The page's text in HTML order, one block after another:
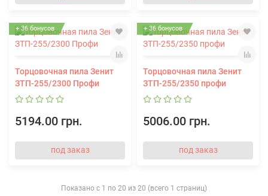
+ 36 бонусов
Торцовочная пила Зенит
ЗТП-255/2300 Профи
5194.00 грн.
под заказ
+ 36 бонусов
Торцовочная пила Зенит
ЗТП-255/2350 профи
5006.00 грн.
под заказ
Показано с 1 по 20 из 20 (всего 1 страниц)